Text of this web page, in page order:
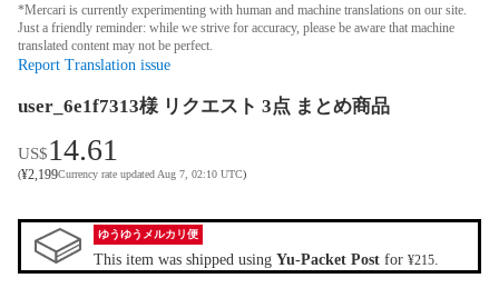
*Mercari is currently experimenting with human and machine translations on our site.
Just a friendly reminder: while we strive for accuracy, please be aware that machine
translated content may not be perfect.
Report Translation issue
user_6e1f7313様 リクエスト 3点 まとめ商品
US$14.61
(¥2,199Currency rate updated Aug 7, 02:10 UTC)
ゆうゆうメルカリ便
This item was shipped using Yu-Packet Post for ¥215